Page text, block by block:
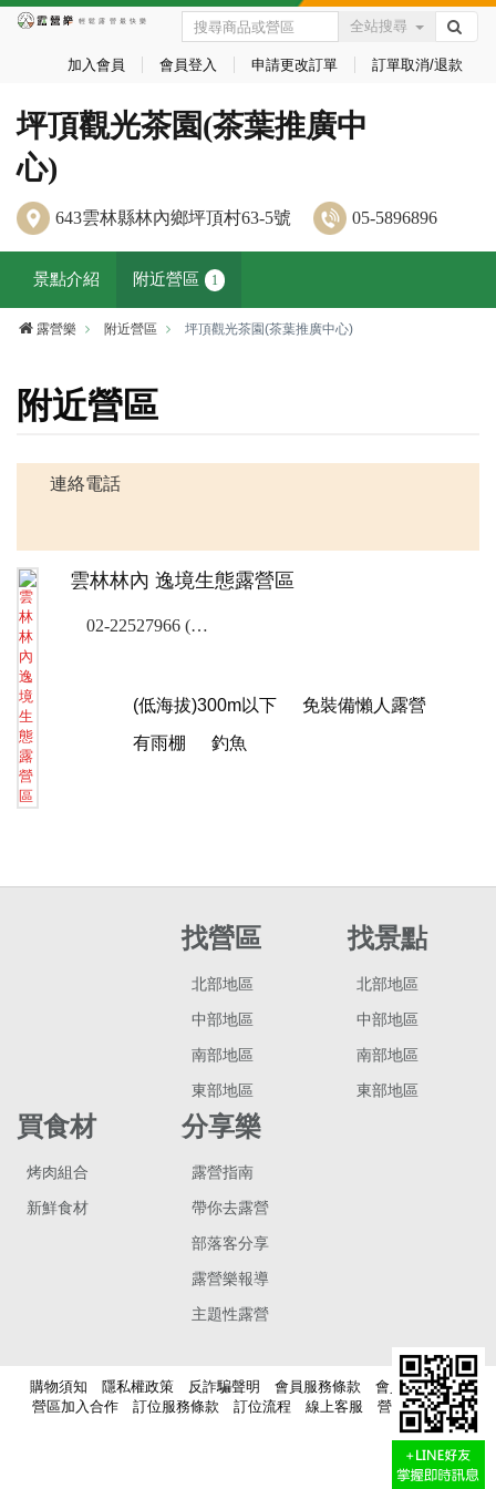
全站搜尋
加入會員 會員登入 申請更改訂單 訂單取消/退款
坪頂觀光茶園(茶葉推廣中
心)
643雲林縣林內鄉坪頂村63-5號 05-5896896
景點介紹 附近營區 1
露營樂 附近營區 坪頂觀光茶園(茶葉推廣中心)
附近營區
連絡電話
雲林林內 逸境生態露營區
02-22527966 (露營樂訂位專線)
(低海拔)300m以下
免裝備懶人露營
有雨棚
釣魚
找營區
北部地區
中部地區
南部地區
東部地區
找景點
北部地區
中部地區
南部地區
東部地區
買食材
烤肉組合
新鮮食材
分享樂
露營指南
帶你去露營
部落客分享
露營樂報導
主題性露營
購物須知 隱私權政策 反詐騙聲明 會員服務條款
會員積點說明
營區加入合作
訂位服務條款 訂位流程 線上客服 營區稅籍登記